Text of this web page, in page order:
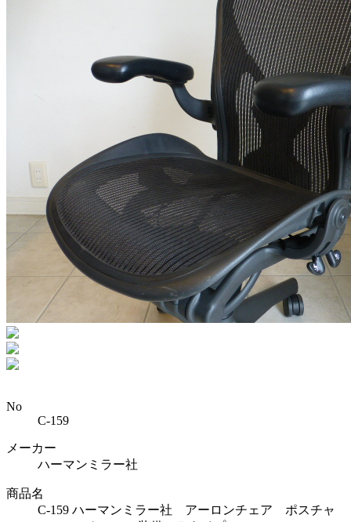
No
C-159
メーカー
ハーマンミラー社
商品名
C-159 ハーマンミラー社 アーロンチェア ポスチャ